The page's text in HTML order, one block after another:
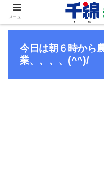
今日は朝６時から
業、、、、(^^)/
メニュー